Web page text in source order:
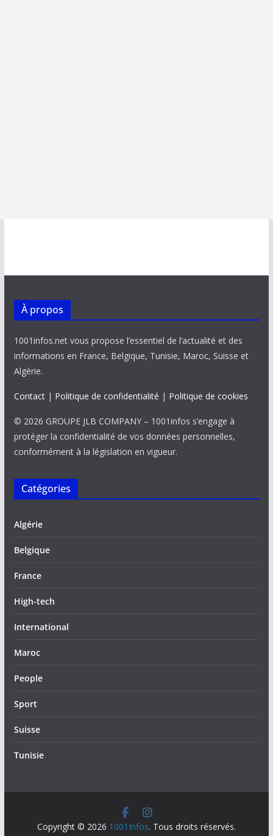
À propos
1001infos.net vous propose l’essentiel de l’actualité et des
informations en France, Belgique, Tunisie, Maroc, Suisse et
Algérie.
Contact| Politique de confidentialité | Politique de cookies
© 2026 GROUPE JLB COMPANY – 1001infos s’engage à
protéger la confidentialité de vos données personnelles,
conformément à la législation en vigueur.
Catégories
Algérie
Belgique
France
High-tech
International
Maroc
People
Sport
Suisse
Tunisie
Copyright © 2026 1001Infos. Tous droits réservés.